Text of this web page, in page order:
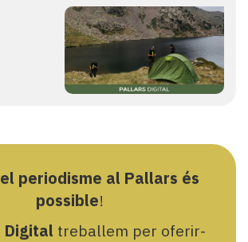
el periodisme al Pallars és
possible!
Digital treballem per oferir-